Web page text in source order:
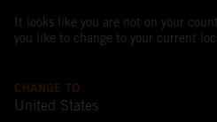
It looks like you are not on your
you like to change to your current
CHANGE TO
United States